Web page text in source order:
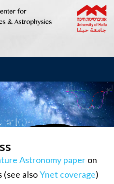
Astronomy paper on
(see alsoYnet coverage)